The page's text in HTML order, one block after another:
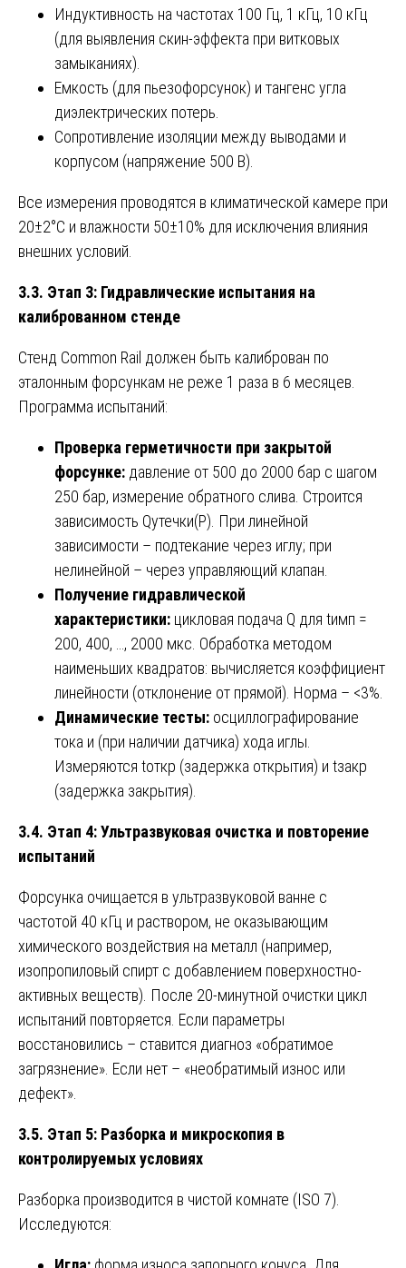
Индуктивность на частотах 100 Гц, 1 кГц, 10 кГц
(для выявления скин-эффекта при витковых
замыканиях).
Емкость (для пьезофорсунок) и тангенс угла
диэлектрических потерь.
Сопротивление изоляции между выводами и
корпусом (напряжение 500 В).
Все измерения проводятся в климатической камере при
20±2°C и влажности 50±10% для исключения влияния
внешних условий.
3.3. Этап 3: Гидравлические испытания на
калиброванном стенде
Стенд Common Rail должен быть калиброван по
эталонным форсункам не реже 1 раза в 6 месяцев.
Программа испытаний:
Проверка герметичности при закрытой
форсунке: давление от 500 до 2000 бар с шагом
250 бар, измерение обратного слива. Строится
зависимость Qутечки(P). При линейной
зависимости – подтекание через иглу; при
нелинейной – через управляющий клапан.
Получение гидравлической
характеристики: цикловая подача Q для tимп =
200, 400, …, 2000 мкс. Обработка методом
наименьших квадратов: вычисляется коэффициент
линейности (отклонение от прямой). Норма – <3%.
Динамические тесты: осциллографирование
тока и (при наличии датчика) хода иглы.
Измеряются tоткр (задержка открытия) и tзакр
(задержка закрытия).
3.4. Этап 4: Ультразвуковая очистка и повторение
испытаний
Форсунка очищается в ультразвуковой ванне с
частотой 40 кГц и раствором, не оказывающим
химического воздействия на металл (например,
изопропиловый спирт с добавлением поверхностно-
активных веществ). После 20-минутной очистки цикл
испытаний повторяется. Если параметры
восстановились – ставится диагноз «обратимое
загрязнение». Если нет – «необратимый износ или
дефект».
3.5. Этап 5: Разборка и микроскопия в
контролируемых условиях
Разборка производится в чистой комнате (ISO 7).
Исследуются: